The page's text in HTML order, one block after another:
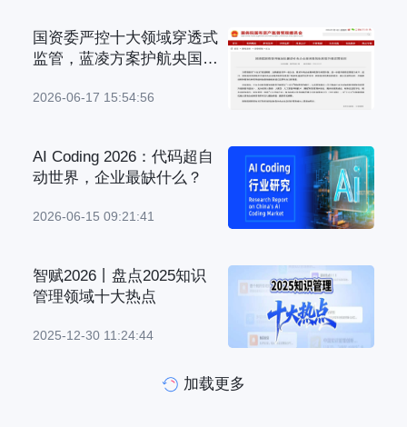
国资委严控十大领域穿透式
监管，蓝凌方案护航央国企
2026-06-17 15:54:56
AI Coding 2026：代码超自
动世界，企业最缺什么？
2026-06-15 09:21:41
智赋2026丨盘点2025知识
管理领域十大热点
2025-12-30 11:24:44
加载更多